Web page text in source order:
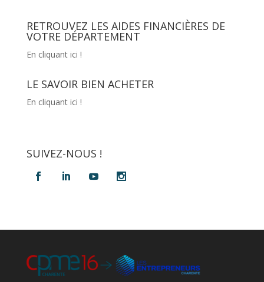
RETROUVEZ LES AIDES FINANCIÈRES DE
VOTRE DÉPARTEMENT
En cliquant ici !
LE SAVOIR BIEN ACHETER
En cliquant ici !
SUIVEZ-NOUS !